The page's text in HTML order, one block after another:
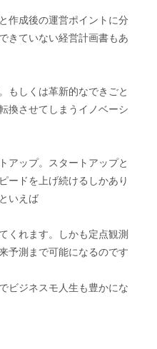
作成後の運営ポイントに分
きていない経営計画書もあ
もしくは革新的なできごと
換させてしまうイノベーシ
アップ。スタートアップと
ードを上げ続けるしかあり
いえば
くれます。しかも定点観測
予測まで可能になるのです
ビジネスモ人生も豊かにな